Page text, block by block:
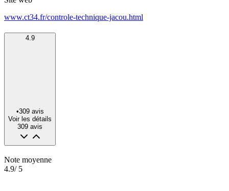
www.ct34.fr/controle-technique-jacou.html
4.9
•309 avis
Voir les détails
309 avis
Note moyenne
4.9/ 5